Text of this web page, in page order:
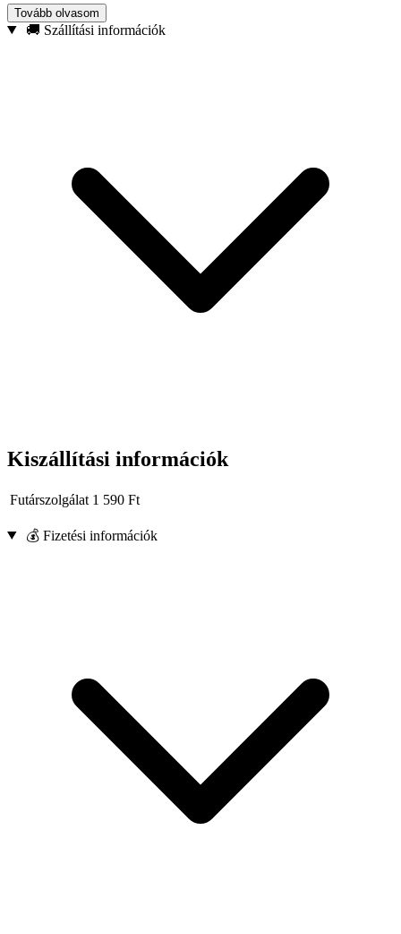
ACR-Mo acélaz ütvecsavarozós felhasználás etalonja: jobban bírja
a hirtelen terhelést, rugalmasabban nyeli el a vibrációt, és kisebb
Tovább olvasom
🚚 Szállítási információk
Kiszállítási információk
Futárszolgálat 1 590 Ft
💰 Fizetési információk